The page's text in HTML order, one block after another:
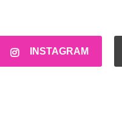
INSTAGRAM